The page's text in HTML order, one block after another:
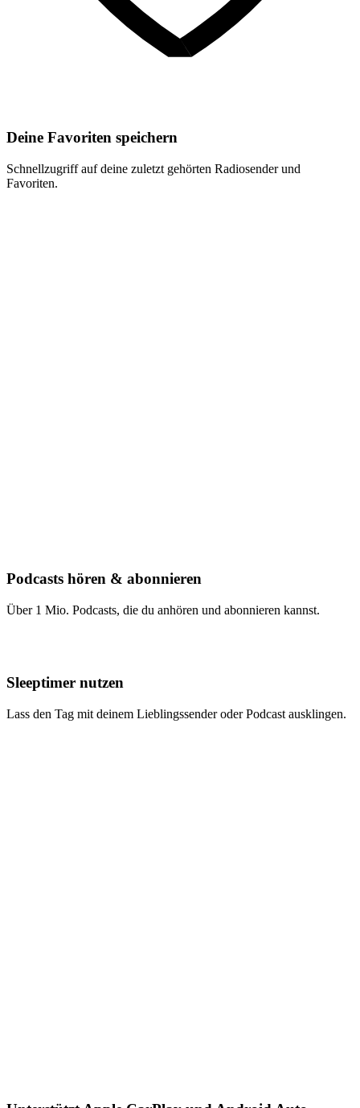
Deine Favoriten speichern
Schnellzugriff auf deine zuletzt gehörten Radiosender und
Favoriten.
Podcasts hören & abonnieren
Über 1 Mio. Podcasts, die du anhören und abonnieren kannst.
Sleeptimer nutzen
Lass den Tag mit deinem Lieblingssender oder Podcast ausklingen.